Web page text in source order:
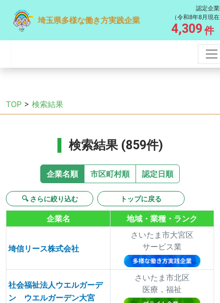
埼玉県多様な働き方実践企業
認定企
（令和8年8月現
4,309 件
TOP > 検索結果
検索結果 (859件)
企業名順 市区町村順 認定日順
🔍 さらに絞り込む トップに戻る
企業名 地域・業種・ランク
埼信リース株式会社
さいたま市大宮区
サービス業
社会福祉法人ウエルガーデ
ン ウエルガーデン大宮
さいたま市北区
医療，福祉